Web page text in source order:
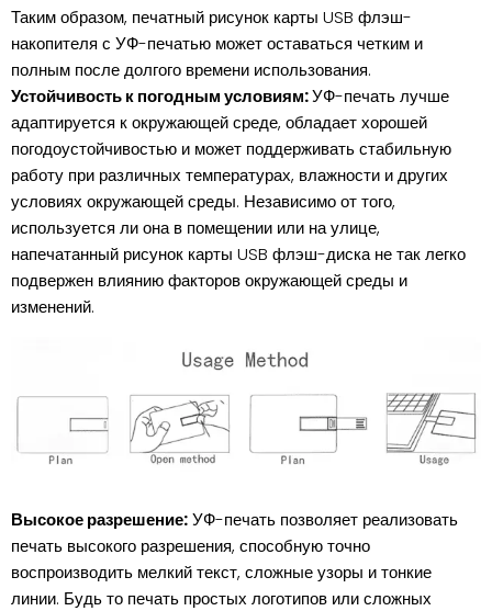
Таким образом, печатный рисунок карты USB флэш-
накопителя с УФ-печатью может оставаться четким и
полным после долгого времени использования.
Устойчивость к погодным условиям:УФ-печать лучше
адаптируется к окружающей среде, обладает хорошей
погодоустойчивостью и может поддерживать стабильную
работу при различных температурах, влажности и других
условиях окружающей среды. Независимо от того,
используется ли она в помещении или на улице,
напечатанный рисунок карты USB флэш-диска не так легко
подвержен влиянию факторов окружающей среды и
изменений.
Высокое разрешение:УФ-печать позволяет реализовать
печать высокого разрешения, способную точно
воспроизводить мелкий текст, сложные узоры и тонкие
линии. Будь то печать простых логотипов или сложных